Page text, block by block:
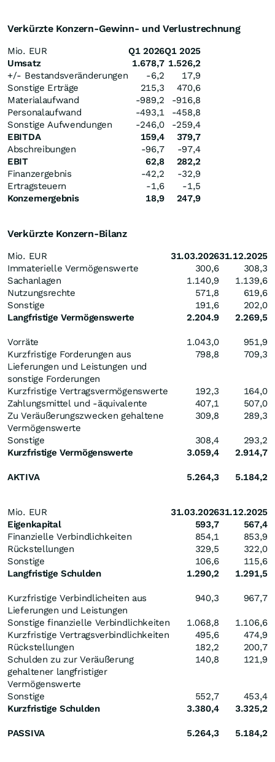
Verkürzte Konzern-Gewinn- und Verlustrechnung
Mio. EUR Q1 2026Q1 2025
Umsatz
1.678,7 1.526,2
+/- Bestandsveränderungen
-6,2
17,9
Sonstige Erträge
215,3
470,6
Materialaufwand
-989,2
-916,8
Personalaufwand
-493,1
-458,8
Sonstige Aufwendungen
-246,0
-259,4
EBITDA
159,4
379,7
Abschreibungen
-96,7
-97,4
EBIT
62,8
282,2
Finanzergebnis
-42,2
-32,9
Ertragsteuern
-1,6
-1,5
Konzernergebnis
18,9 247,9
Verkürzte Konzern-Bilanz
Mio. EUR 31.03.202631.12.2025
Immaterielle Vermögenswerte
300,6
308,3
Sachanlagen
1.140,9
1.139,6
Nutzungsrechte
571,8
619,6
Sonstige
191,6
202,0
Langfristige Vermögenswerte
2.204.9 2.269,5
Vorräte 1.043,0
951,9
Kurzfristige Forderungen aus
Lieferungen und Leistungen und
sonstige Forderungen
798,8 709,3
Kurzfristige Vertragsvermögenswerte 192,3
164,0
Zahlungsmittel und -äquivalente
407,1
507,0
Zu Veräußerungszwecken gehaltene
Vermögenswerte
309,8 289,3
Sonstige 308,4
293,2
Kurzfristige Vermögenswerte
3.059,4 2.914,7
AKTIVA 5.264,3 5.184,2
Mio. EUR 31.03.202631.12.2025
Eigenkapital
593,7
567,4
Finanzielle Verbindlichkeiten
854,1
853,9
Rückstellungen
329,5
322,0
Sonstige
106,6
115,6
Langfristige Schulden
1.290,2 1.291,5
Kurzfristige Verbindlicheiten aus
Lieferungen und Leistungen
940,3 967,7
Sonstige finanzielle Verbindlichkeiten 1.068,8
1.106,6
Kurzfristige Vertragsverbindlichkeiten
495,6
474,9
Rückstellungen
182,2
200,7
Schulden zu zur Veräußerung
gehaltener langfristiger
Vermögenswerte
140,8 121,9
Sonstige 552,7
453,4
Kurzfristige Schulden
3.380,4 3.325,2
PASSIVA 5.264,3 5.184,2